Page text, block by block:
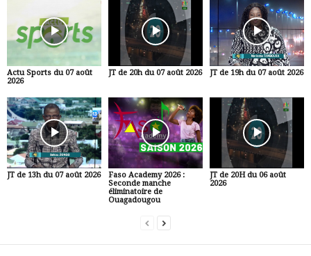
Actu Sports du 07 août
2026
JT de 20h du 07 août 2026 JT de 19h du 07 août 2026
JT de 13h du 07 août 2026
Faso Academy 2026 :
Seconde manche
éliminatoire de
Ouagadougou
JT de 20H du 06 août
2026